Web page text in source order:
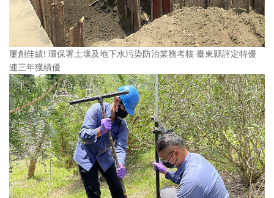
屢創佳績! 環保署土壤及地下水污染防治業務考核 臺東縣評定特優
連三年獲績優